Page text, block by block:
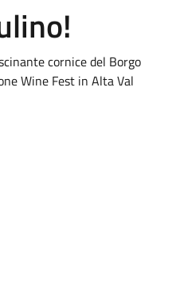
cornice del Borgo
Wine Fest in Alta Val